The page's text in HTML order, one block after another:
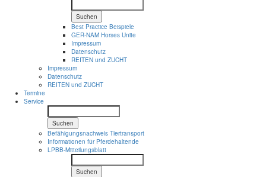
Suchen
Best Practice Beispiele
GER-NAM Horses Unite
Impressum
Datenschutz
REITEN und ZUCHT
Impressum
Datenschutz
REITEN und ZUCHT
Termine
Service
Suchen
Befähigungsnachweis Tiertransport
Informationen für Pferdehaltende
LPBB-Mitteilungsblatt
Suchen